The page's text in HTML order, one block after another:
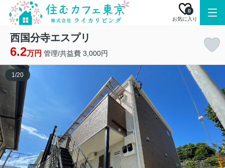
お気に入り
0
西国分寺エスプリ
6.2万円 管理/共益費 3,000円
1/20